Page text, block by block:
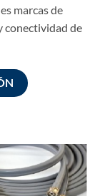
marcas de
conectividad de